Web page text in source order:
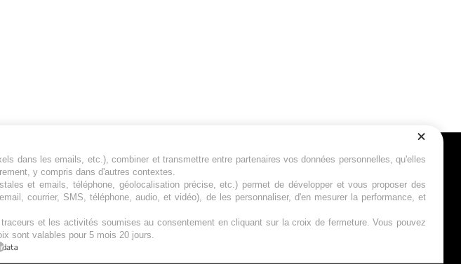
sportif qui traite
de la Ligue 1 et
de la Ligue 2 et du
|Powered by WM
Suivez-nous
dans les emails, etc.), combiner et transmettre entre partenaires vos données personnelles, qu'elles
y compris dans d'autres contextes.
et emails, téléphone, géolocalisation précise, etc.) permet de développer et vous proposer des
courrier, SMS, téléphone, audio, et vidéo), de les personnaliser, d'en mesurer la performance, et
et les activités soumises au consentement en cliquant sur la croix de fermeture. Vous pouvez
sont valables pour 5 mois 20 jours.